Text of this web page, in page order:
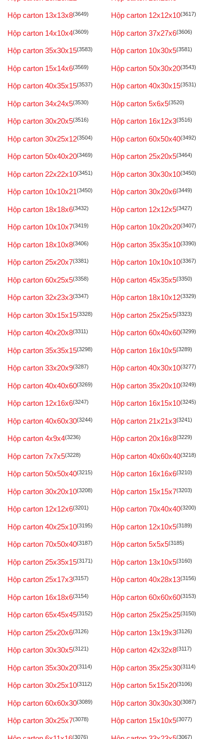
Hộp carton 13x13x8(3649) Hộp carton 12x12x10(3617)
Hộp carton 14x10x4(3609) Hộp carton 37x27x6(3606)
Hộp carton 35x30x15(3583) Hộp carton 10x30x5(3581)
Hộp carton 15x14x6(3569) Hộp carton 50x30x20(3543)
Hộp carton 40x35x15(3537) Hộp carton 40x30x15(3531)
Hộp carton 34x24x5(3530) Hộp carton 5x6x5(3520)
Hộp carton 30x20x5(3516) Hộp carton 16x12x3(3516)
Hộp carton 30x25x12(3504) Hộp carton 60x50x40(3492)
Hộp carton 50x40x20(3469) Hộp carton 25x20x5(3464)
Hộp carton 22x22x10(3451) Hộp carton 30x30x10(3450)
Hộp carton 10x10x21(3450) Hộp carton 30x20x6(3449)
Hộp carton 18x18x6(3432) Hộp carton 12x12x5(3427)
Hộp carton 10x10x7(3419) Hộp carton 10x20x20(3407)
Hộp carton 18x10x8(3406) Hộp carton 35x35x10(3390)
Hộp carton 25x20x7(3381) Hộp carton 10x10x10(3367)
Hộp carton 60x25x5(3358) Hộp carton 45x35x5(3350)
Hộp carton 32x23x3(3347) Hộp carton 18x10x12(3329)
Hộp carton 30x15x15(3328) Hộp carton 25x25x5(3323)
Hộp carton 40x20x8(3311) Hộp carton 60x40x60(3299)
Hộp carton 35x35x15(3298) Hộp carton 16x10x5(3289)
Hộp carton 33x20x9(3287) Hộp carton 40x30x10(3277)
Hộp carton 40x40x60(3269) Hộp carton 35x20x10(3249)
Hộp carton 12x16x6(3247) Hộp carton 16x15x10(3245)
Hộp carton 40x60x30(3244) Hộp carton 21x21x3(3241)
Hộp carton 4x9x4(3236) Hộp carton 20x16x8(3229)
Hộp carton 7x7x5(3228) Hộp carton 40x60x40(3218)
Hộp carton 50x50x40(3215) Hộp carton 16x16x6(3210)
Hộp carton 30x20x10(3208) Hộp carton 15x15x7(3203)
Hộp carton 12x12x6(3201) Hộp carton 70x40x40(3200)
Hộp carton 40x25x10(3195) Hộp carton 12x10x5(3189)
Hộp carton 70x50x40(3187) Hộp carton 5x5x5(3185)
Hộp carton 25x35x15(3171) Hộp carton 13x10x5(3160)
Hộp carton 25x17x3(3157) Hộp carton 40x28x13(3156)
Hộp carton 16x18x6(3154) Hộp carton 60x60x60(3153)
Hộp carton 65x45x45(3152) Hộp carton 25x25x25(3150)
Hộp carton 25x20x6(3126) Hộp carton 13x19x3(3126)
Hộp carton 30x30x5(3121) Hộp carton 42x32x8(3117)
Hộp carton 35x30x20(3114) Hộp carton 35x25x30(3114)
Hộp carton 30x25x10(3112) Hộp carton 5x15x20(3106)
Hộp carton 60x60x30(3089) Hộp carton 30x30x30(3087)
Hộp carton 30x25x7(3078) Hộp carton 15x10x5(3077)
(3076) (3067)